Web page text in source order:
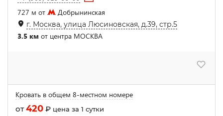
727 м от
Добрынинская
г. Москва, улица Люсиновская, д.39, стр.5
3.5 км от центра МОСКВА
Кровать в общем 8-местном номере
от420 ₽ цена за 1 сутки